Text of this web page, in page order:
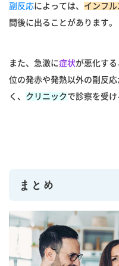
副反応によっては、 インフ
間後に出ることがあります。
また、急激に症状が悪化す
位の発赤や発熱以外の副反
く、 クリニックで診察を受け
まとめ